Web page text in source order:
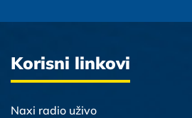
Korisni linkovi
Naxi radio uživo